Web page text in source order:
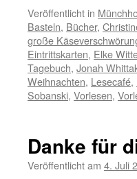
Veröffentlicht in
Basteln, Bücher,
große
Eintrittskarten, Elke
Tagebuch, Jonah
Weihnachten, Lesecafé,
Sobanski, Vorlesen,
Danke für
Veröffentlicht am 4. Juli